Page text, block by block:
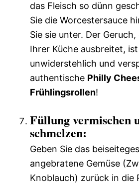
das Fleisch so dünn
Sie die Worcestersauce
Sie sie unter. Der
Ihrer Küche ausbreitet,
unwiderstehlich und
authentische Philly
Frühlingsrollen!
Füllung vermischen
schmelzen:
Geben Sie das
angebratene Gemüse
Knoblauch) zurück in die